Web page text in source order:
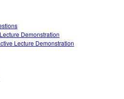
Demonstration
Lecture Demonstration